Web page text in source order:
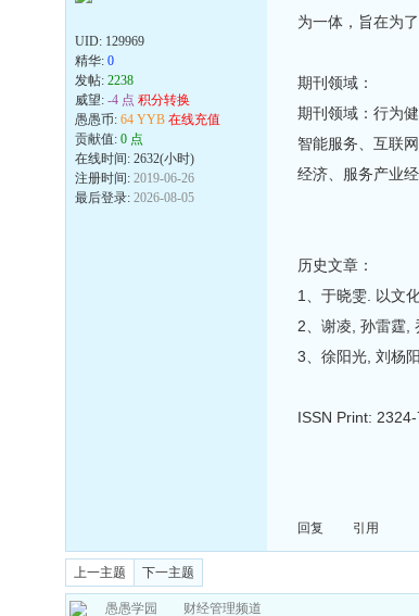
UID: 129969
精华: 0
发帖: 2238
威望: -4 点 积分转换
愚愚币: 64 YYB 在线充值
贡献值: 0 点
在线时间: 2632(小时)
注册时间: 2019-06-26
最后登录: 2026-08-05
为一体，旨在为
期刊领域：
期刊领域：行为
智能服务、互联
经济、服务产业
历史文章：
1、于晓雯. 以文
2、谢凌, 孙雷霆,
3、徐阳光, 刘杨
ISSN Print:
回复 引用
上一主题 下一主题
愚愚学园 财经管理频道